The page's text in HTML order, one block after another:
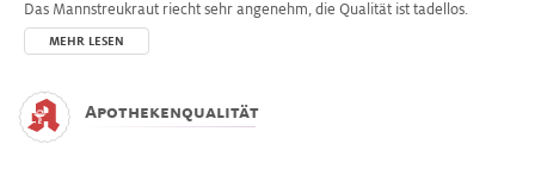
Das Mannstreukraut riecht sehr angenehm, die Qualität ist tadellos.
MEHR LESEN
Apothekenqualität